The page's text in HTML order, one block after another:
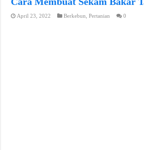
April 23, 2022 Berkebun,Pertanian 0